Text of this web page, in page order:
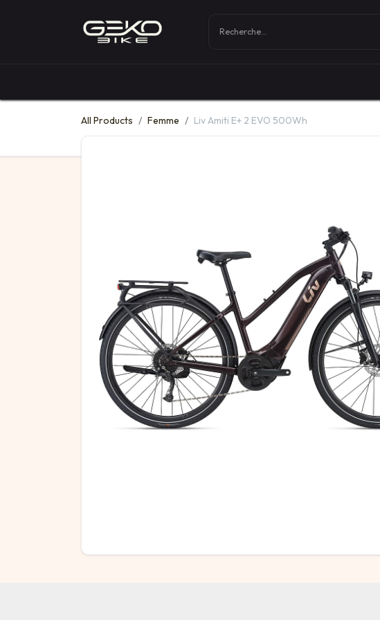
All Products Femme Liv Amiti E+ 2 EVO 500Wh